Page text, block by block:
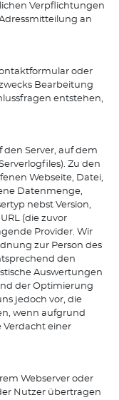
Verpflichtungen
an
oder
Bearbeitung
entstehen,
Server, auf dem
Zu den
Webseite, Datei,
Datenmenge,
nebst Version,
(die zuvor
Provider. Wir
zur Person des
den
Auswertungen
der Optimierung
jedoch vor, die
wenn aufgrund
einer
Webserver oder
Nutzer übertragen